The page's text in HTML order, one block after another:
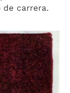
de carrera.